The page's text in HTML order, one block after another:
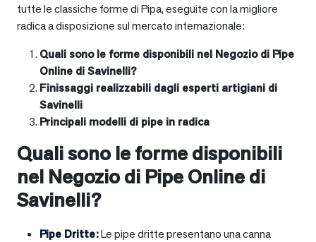
tutte le classiche forme di Pipa, eseguite con la migliore
radica a disposizione sul mercato internazionale:
Quali sono le forme disponibili nel Negozio di Pipe
Online di Savinelli?
Finissaggi realizzabili dagli esperti artigiani di
Savinelli
Principali modelli di pipe in radica
Quali sono le forme disponibili
nel Negozio di Pipe Online di
Savinelli?
Pipe Dritte:Le pipe dritte presentano una canna